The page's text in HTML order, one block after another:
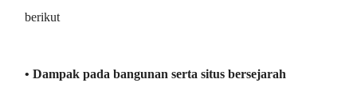
berikut
• Dampak pada bangunan serta situs bersejarah